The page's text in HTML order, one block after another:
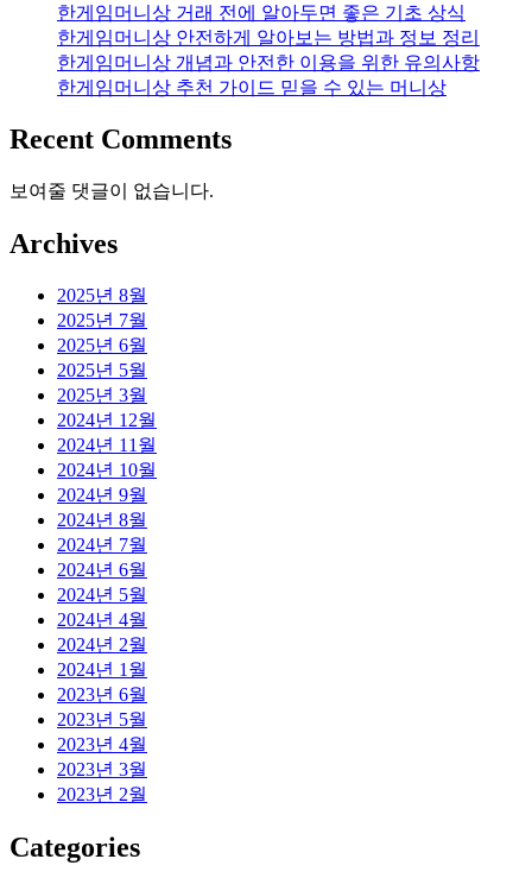
한게임머니상 거래 전에 알아두면 좋은 기초 상식
한게임머니상 안전하게 알아보는 방법과 정보 정리
한게임머니상 개념과 안전한 이용을 위한 유의사항
한게임머니상 추천 가이드 믿을 수 있는 머니상
Recent Comments
보여줄 댓글이 없습니다.
Archives
2025년 8월
2025년 7월
2025년 6월
2025년 5월
2025년 3월
2024년 12월
2024년 11월
2024년 10월
2024년 9월
2024년 8월
2024년 7월
2024년 6월
2024년 5월
2024년 4월
2024년 2월
2024년 1월
2023년 6월
2023년 5월
2023년 4월
2023년 3월
2023년 2월
Categories